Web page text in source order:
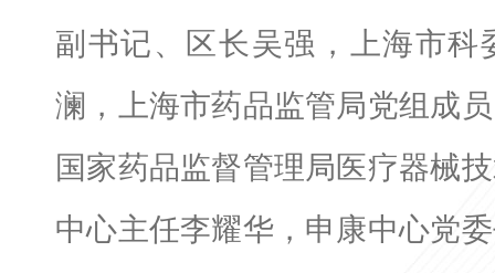
副书记、区长吴强，上海市科
澜，上海市药品监管局党组成
国家药品监督管理局医疗器械
中心主任李耀华，申康中心党